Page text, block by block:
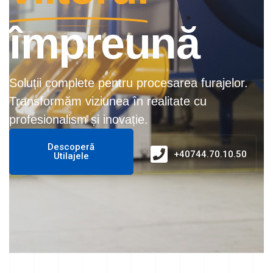
împreună
Soluții complete pentru procesarea furajelor.
Transformăm viziunea în realitate cu
profesionalism și inovație.
Descoperă
Utilajele
+40744.70.10.50